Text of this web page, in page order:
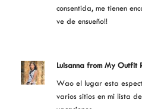
consentida, me tienen
ve de ensueño!!
Luisanna from My Outfit
Wao el lugar esta
varios sitios en mi lista